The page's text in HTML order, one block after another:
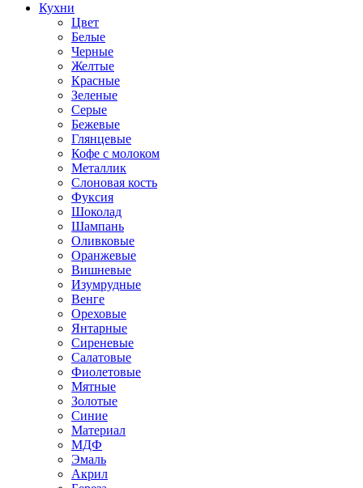
Кухни
Цвет
Белые
Черные
Желтые
Красные
Зеленые
Серые
Бежевые
Глянцевые
Кофе с молоком
Металлик
Слоновая кость
Фуксия
Шоколад
Шампань
Оливковые
Оранжевые
Вишневые
Изумрудные
Венге
Ореховые
Янтарные
Сиреневые
Салатовые
Фиолетовые
Мятные
Золотые
Синие
Материал
МДФ
Эмаль
Акрил